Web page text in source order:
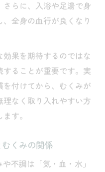
らに、入浴や足湯で身
全身の血行が良くなり
果を期待するのではな
することが重要です。実
付けてから、むくみが
なく取り入れやすい方
す。
くみの関係
不調は「気・血・水」